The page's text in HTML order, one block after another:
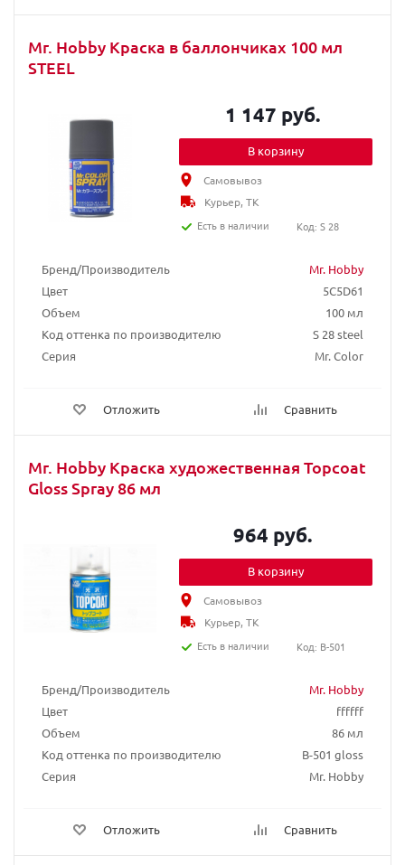
Mr. Hobby Краска в баллончиках 100 мл
STEEL
Бренд/Производитель
Mr. Hobby
Цвет
5C5D61
Объем
100 мл
Код оттенка по производителю
S 28 steel
Серия
Mr. Color
Отложить Сравнить
1 147 руб.
В корзину
Самовывоз
Курьер, ТК
Есть в наличии
Код: S 28
Mr. Hobby Краска художественная Topcoat
Gloss Spray 86 мл
Бренд/Производитель
Mr. Hobby
Цвет
ffffff
Объем
86 мл
Код оттенка по производителю
B-501 gloss
Серия
Mr. Hobby
Отложить Сравнить
964 руб.
В корзину
Самовывоз
Курьер, ТК
Есть в наличии
Код: B-501